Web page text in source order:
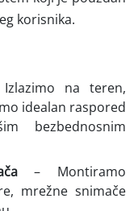
korisnika.
na teren,
idealan raspored
bezbednosnim
– Montiramo
mrežne snimače